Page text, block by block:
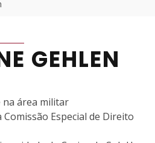
GEHLEN
na área militar
Especial de Direito